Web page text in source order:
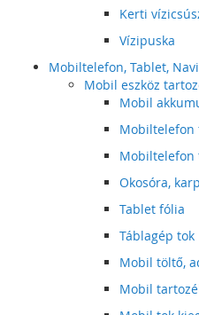
Kerti
Vízipuska
Mobiltelefon, Tablet,
Mobil eszköz
Mobil
Mobiltelefon
Mobiltelefon
Okosóra,
Tablet fólia
Táblagép tok
Mobil töltő,
Mobil